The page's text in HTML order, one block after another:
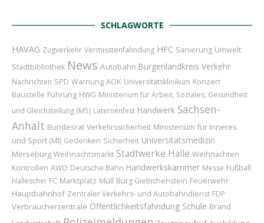
SCHLAGWORTE
HAVAG Zugverkehr Vermisstenfahndung HFC Sanierung Umwelt
Stadtbibliothek News Autobahn Burgenlandkreis Verkehr
Nachrichten SPD Warnung AOK Universitätsklinikum Konzert
Baustelle Führung HWG Ministerium für Arbeit, Soziales, Gesundheit
und Gleichstellung (MS) Laternenfest Handwerk Sachsen-
Anhalt Bundesrat Verkehrssicherheit Ministerium für Inneres
und Sport (MI) Gedenken Sicherheit Universitätsmedizin
Merseburg Weihnachtsmarkt Stadtwerke Halle Weihnachten
Kontrollen AWO Deutsche Bahn Handwerkskammer Messe Fußball
Hallescher FC Marktplatz Müll Burg Giebichenstein Feuerwehr
Hauptbahnhof Zentraler Verkehrs- und Autobahndienst FDP
Verbraucherzentrale Öffentlichkeitsfahndung Schule Brand